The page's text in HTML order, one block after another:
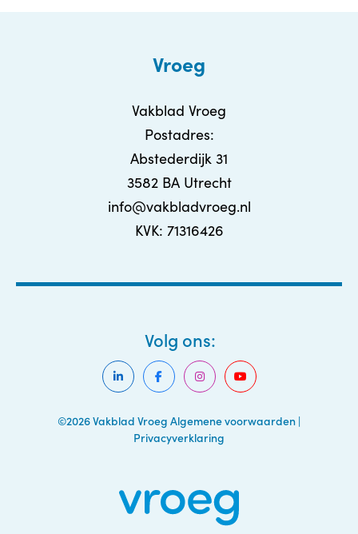
Vroeg
Vakblad Vroeg
Postadres:
Abstederdijk 31
3582 BA Utrecht
info@vakbladvroeg.nl
KVK: 71316426
©2026 Vakblad Vroeg Algemene voorwaarden |
Privacyverklaring
Volg ons: